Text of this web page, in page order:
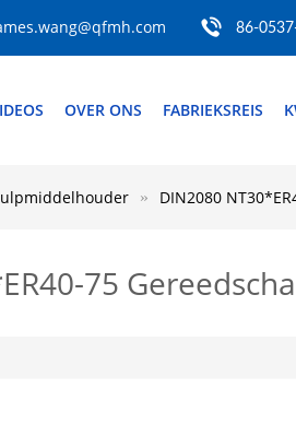
86-
OVER ONS FABRIEKSREIS
DIN2080
75